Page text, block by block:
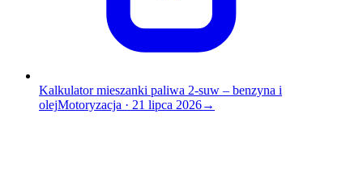
Kalkulator mieszanki paliwa 2-suw – benzyna i
olejMotoryzacja · 21 lipca 2026→